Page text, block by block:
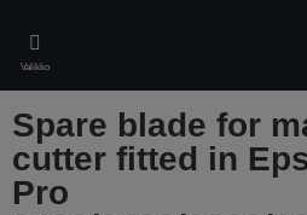
main
content
Valikko
Spare blade for
cutter fitted in
Pro